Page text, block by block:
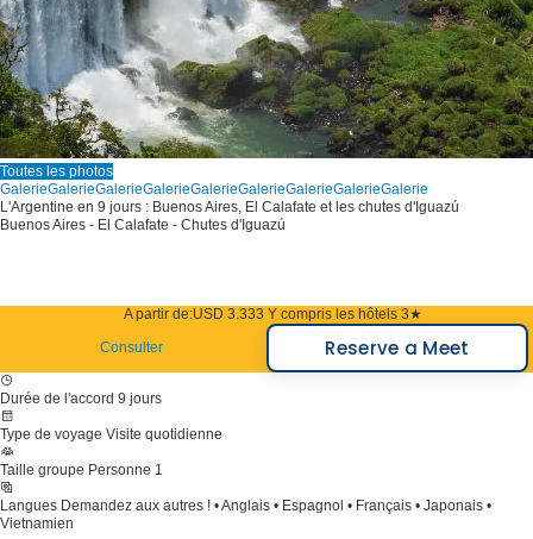
Toutes les photos
GalerieGalerieGalerieGalerieGalerieGalerieGalerieGalerieGalerie
L'Argentine en 9 jours : Buenos Aires, El Calafate et les chutes d'Iguazú
Buenos Aires - El Calafate - Chutes d'Iguazú
A partir de:USD 3.333 Y compris les hôtels 3★
Consulter
Reserve a Meet
Durée de l'accord 9 jours
Type de voyage Visite quotidienne
Taille groupe Personne 1
Langues Demandez aux autres ! • Anglais • Espagnol • Français • Japonais •
Vietnamien